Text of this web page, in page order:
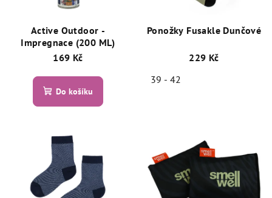
Active Outdoor -
Impregnace (200 ML)
169 Kč
Do košíku
Ponožky Fusakle Dunčové
229 Kč
39 - 42